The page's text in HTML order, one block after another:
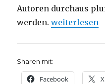
Autoren durchaus
werden.„Karl Marx
weiterlesen
Sharen mit:
Facebook X